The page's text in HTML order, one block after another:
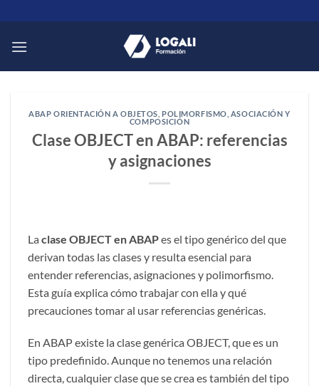
al
contenido
ABAP ORIENTACIÓN A OBJETOS POLIMORFISMO, ASOCIACIÓN Y
COMPOSICIÓN
Clase OBJECT en ABAP: referencias
y asignaciones
La clase OBJECT en ABAPes el tipo genérico del que
derivan todas las clases y resulta esencial para
entender referencias, asignaciones y polimorfismo.
Esta guía explica cómo trabajar con ella y qué
precauciones tomar al usar referencias genéricas.
En ABAP existe la clase genérica OBJECT, que es un
tipo predefinido. Aunque no tenemos una relación
directa, cualquier clase que se crea es también del tipo